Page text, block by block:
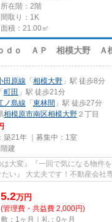
所在階：2階
間取り：1K
面積：21.00㎡
ｄｏ ＡＰ 相模大野 Ａ
田原線 「 相模大野 」駅 徒歩8分
「 町田 」駅 徒歩21分
ノ島線 「 東林間 」駅 徒歩27分
相模原市南区相模大野 ２丁目
築21年 ｜募集中： 1室
建
は大変』『一回で気になる物件
い』 大丈夫です！不動産会社
5.2万円
(管理費・共益費 2,000円)
敷：1ヶ月｜礼：0ヶ月